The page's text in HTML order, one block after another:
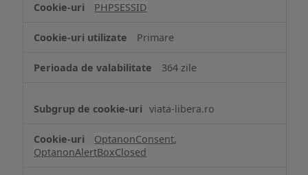
Cookie
necesare
PHPSESSID
Primare
364 zile
viata-libera.ro
OptanonConsent,
OptanonAlertBoxClosed